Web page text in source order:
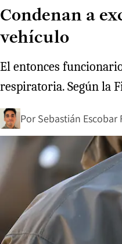
Condenan a
vehículo
El entonces
respiratoria. Según la
Por Sebastián Escobar